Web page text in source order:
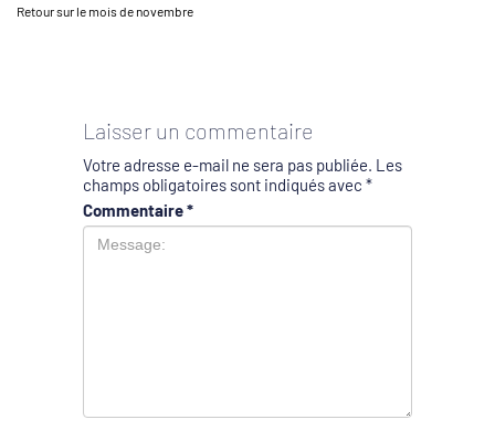
Retour sur le mois de novembre
Laisser un commentaire
Votre adresse e-mail ne sera pas publiée. Les
champs obligatoires sont indiqués avec *
Commentaire*